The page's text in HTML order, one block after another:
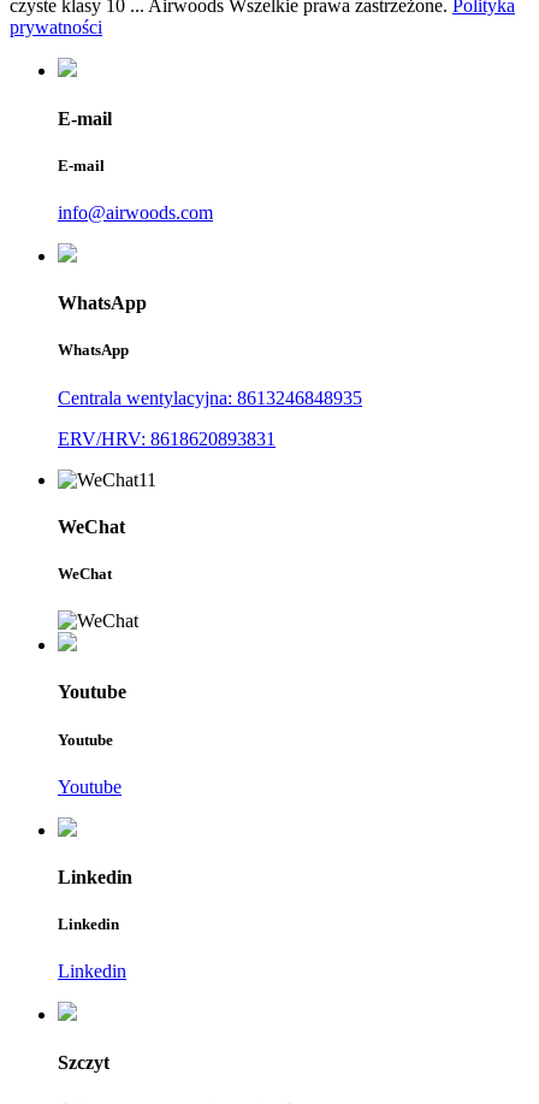
czyste klasy 10 ... Airwoods Wszelkie prawa zastrzeżone. Polityka
prywatności
E-mail
E-mail
info@airwoods.com
WhatsApp
WhatsApp
Centrala wentylacyjna: 8613246848935
ERV/HRV: 8618620893831
WeChat
WeChat
Youtube
Youtube
Youtube
Linkedin
Linkedin
Linkedin
Szczyt